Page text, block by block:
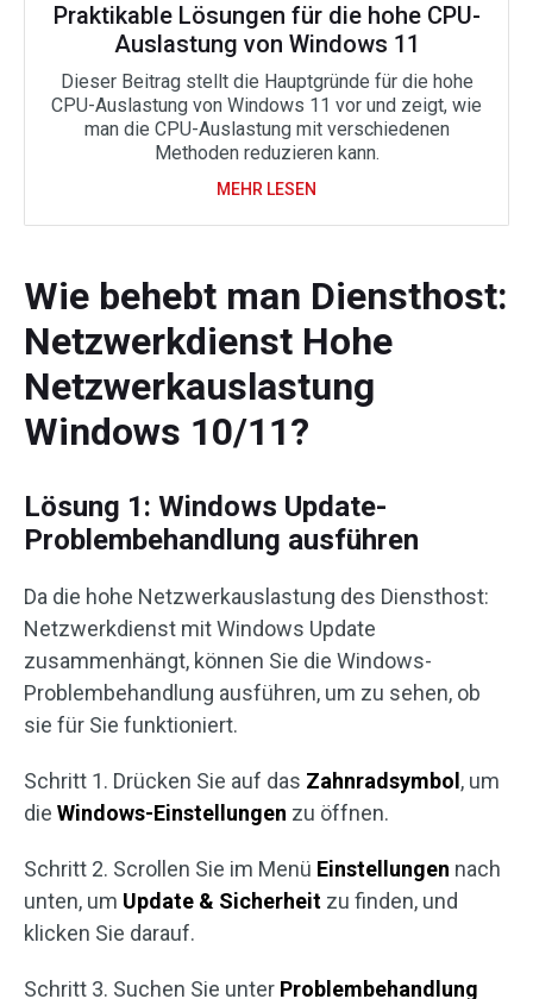
Praktikable Lösungen für die hohe CPU-
Auslastung von Windows 11
Dieser Beitrag stellt die Hauptgründe für die hohe
CPU-Auslastung von Windows 11 vor und zeigt, wie
man die CPU-Auslastung mit verschiedenen
Methoden reduzieren kann.
MEHR LESEN
Wie behebt man Diensthost:
Netzwerkdienst Hohe
Netzwerkauslastung
Windows 10/11?
Lösung 1: Windows Update-
Problembehandlung ausführen
Da die hohe Netzwerkauslastung des Diensthost:
Netzwerkdienst mit Windows Update
zusammenhängt, können Sie die Windows-
Problembehandlung ausführen, um zu sehen, ob
sie für Sie funktioniert.
Schritt 1. Drücken Sie auf das Zahnradsymbol , um
die Windows-Einstellungen zu öffnen.
Schritt 2. Scrollen Sie im Menü Einstellungen nach
unten, um Update & Sicherheit zu finden, und
klicken Sie darauf.
Schritt 3. Suchen Sie unter Problembehandlung